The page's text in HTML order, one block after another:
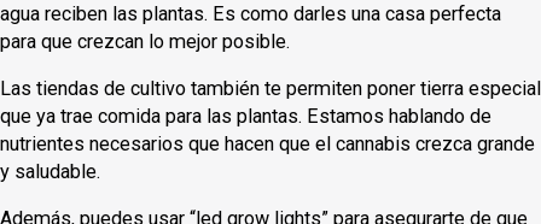
agua reciben las plantas. Es como darles una casa perfecta
para que crezcan lo mejor posible.
Las tiendas de cultivo también te permiten poner tierra especial
que ya trae comida para las plantas. Estamos hablando de
nutrientes necesarios que hacen que el cannabis crezca grande
y saludable.
Además, puedes usar “led grow lights” para asegurarte de que